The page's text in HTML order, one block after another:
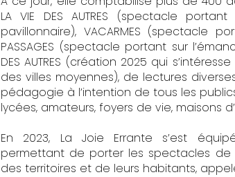
LA VIE DES AUTRES (spectacle
pavillonnaire), VACARMES (spectacle
PASSAGES (spectacle portant sur
DES AUTRES (création 2025 qui
des villes moyennes), de lectures
pédagogie à l’intention de tous les
lycées, amateurs, foyers de vie, maisons
En 2023, La Joie Errante s’est
permettant de porter les spectacles
des territoires et de leurs habitants,